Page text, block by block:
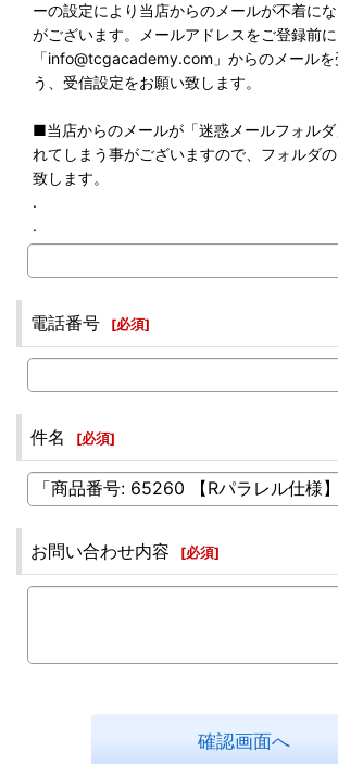
ーの設定により当店からのメールが不着に
がございます。メールアドレスをご登録前に
「info@tcgacademy.com」からのメールを
う、受信設定をお願い致します。
■当店からのメールが「迷惑メールフォル
れてしまう事がございますので、フォルダ
致します。
.
.
電話番号 [必須]
件名 [必須]
お問い合わせ内容 [必須]
確認画面へ